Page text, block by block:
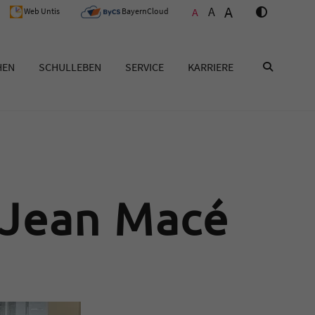
Web Untis BayernCloud A A A
SCHULLEBEN SERVICE KARRIERE
Macé